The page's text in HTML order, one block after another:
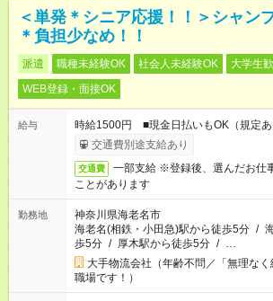
＜単発＊シニア応援！！＞シャン
＊負担少なめ！！
派遣 職種未経験OK 社会人未経験OK 大学生
WEB登録・面接OK
給与
時給1500円 ■現金日払いもOK（規定あ
交通費別途支給あり
交通費
一部支給 ※登録後、選んだお仕
ことがあります
勤務地
神奈川県海老名市
海老名(相鉄・小田急)駅から徒歩5分 /
歩5分 / 厚木駅から徒歩5分 / …
大手物流会社（年齢不問／「無理な
職場です！）